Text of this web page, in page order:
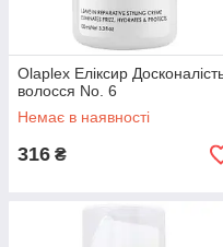
Olaplex Еліксир
волосся No. 6
Немає в наявності
316 ₴